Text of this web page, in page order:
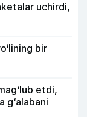
uchirdi,
bir
etdi,
g‘alabani